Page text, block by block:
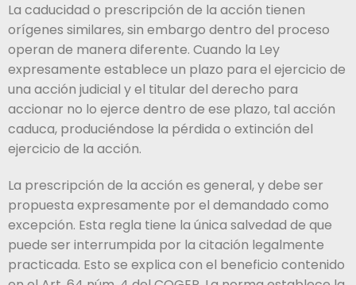
La caducidad o prescripción de la acción tienen
orígenes similares, sin embargo dentro del proceso
operan de manera diferente. Cuando la Ley
expresamente establece un plazo para el ejercicio de
una acción judicial y el titular del derecho para
accionar no lo ejerce dentro de ese plazo, tal acción
caduca, produciéndose la pérdida o extinción del
ejercicio de la acción.
La prescripción de la acción es general, y debe ser
propuesta expresamente por el demandado como
excepción. Esta regla tiene la única salvedad de que
puede ser interrumpida por la citación legalmente
practicada. Esto se explica con el beneficio contenido